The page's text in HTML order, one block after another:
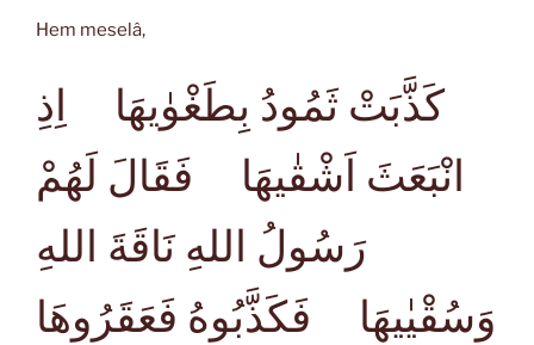
Hem meselâ,
كَذَّبَتْ ثَمُودُ بِطَغْوٰيهَا اِذِ
انْبَعَثَ اَشْقٰيهَا فَقَالَ لَهُمْ
رَسُولُ اللهِ نَاقَةَ اللهِ
وَسُقْيٰيهَا فَكَذَّبُوهُ فَعَقَرُوهَا